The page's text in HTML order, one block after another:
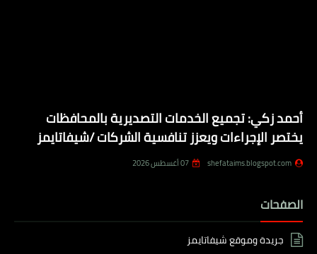
أحمد زكي: تجميع الخدمات التصديرية بالمحافظات
يختصر الإجراءات ويعزز تنافسية الشركات /شيفاتايمز
shefataims.blogspot.com 07 أغسطس 2026
الصفحات
جريدة وموقع شيفاتايمز